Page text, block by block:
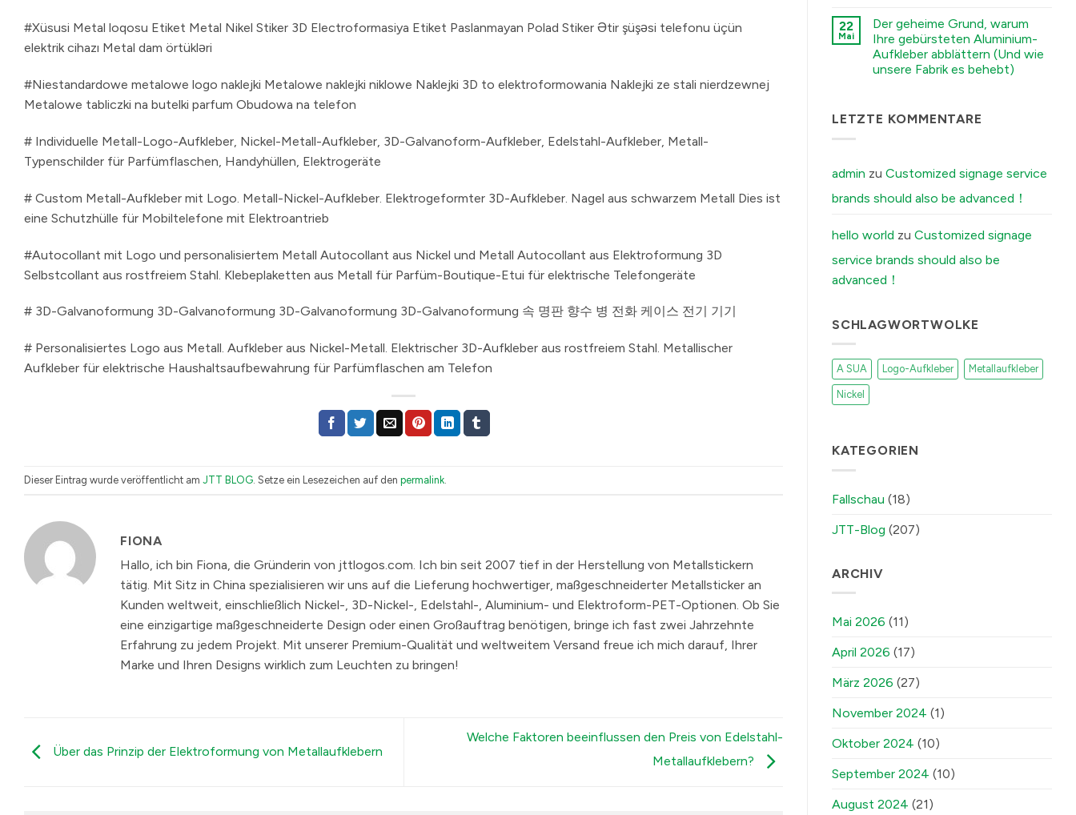
#Xüsusi Metal loqosu Etiket Metal Nikel Stiker 3D Electroformasiya Etiket Paslanmayan Polad Stiker Ətir şüşəsi telefonu üçün
elektrik cihazı Metal dam örtükləri
#Niestandardowe metalowe logo naklejki Metalowe naklejki niklowe Naklejki 3D to elektroformowania Naklejki ze stali nierdzewnej
Metalowe tabliczki na butelki parfum Obudowa na telefon
# Individuelle Metall-Logo-Aufkleber, Nickel-Metall-Aufkleber, 3D-Galvanoform-Aufkleber, Edelstahl-Aufkleber, Metall-
Typenschilder für Parfümflaschen, Handyhüllen, Elektrogeräte
# Custom Metall-Aufkleber mit Logo. Metall-Nickel-Aufkleber. Elektrogeformter 3D-Aufkleber. Nagel aus schwarzem Metall Dies ist
eine Schutzhülle für Mobiltelefone mit Elektroantrieb
#Autocollant mit Logo und personalisiertem Metall Autocollant aus Nickel und Metall Autocollant aus Elektroformung 3D
Selbstcollant aus rostfreiem Stahl. Klebeplaketten aus Metall für Parfüm-Boutique-Etui für elektrische Telefongeräte
# 3D-Galvanoformung 3D-Galvanoformung 3D-Galvanoformung 3D-Galvanoformung 속 명판 향수 병 전화 케이스 전기 기기
# Personalisiertes Logo aus Metall. Aufkleber aus Nickel-Metall. Elektrischer 3D-Aufkleber aus rostfreiem Stahl. Metallischer
Aufkleber für elektrische Haushaltsaufbewahrung für Parfümflaschen am Telefon
Dieser Eintrag wurde veröffentlicht am JTT BLOG . Setze ein Lesezeichen auf den permalink
FIONA
Hallo, ich bin Fiona, die Gründerin von jttlogos.com. Ich bin seit 2007 tief in der Herstellung von Metallstickern
tätig. Mit Sitz in China spezialisieren wir uns auf die Lieferung hochwertiger, maßgeschneiderter Metallsticker an
Kunden weltweit, einschließlich Nickel-, 3D-Nickel-, Edelstahl-, Aluminium- und Elektroform-PET-Optionen. Ob Sie
eine einzigartige maßgeschneiderte Design oder einen Großauftrag benötigen, bringe ich fast zwei Jahrzehnte
Erfahrung zu jedem Projekt. Mit unserer Premium-Qualität und weltweitem Versand freue ich mich darauf, Ihrer
Marke und Ihren Designs wirklich zum Leuchten zu bringen!
Über das Prinzip der Elektroformung von Metallaufklebern
Welche Faktoren beeinflussen den Preis von Edelstahl-
Metallaufklebern?
Custom
Aluminum
Labels
में
Sticker:
Structural
Differences
Explained
में
नहीं
Premium
Embossed
Wine
Labels:
Elevating
में
22
Mai
Der geheime Grund, warum
Ihre gebürsteten Aluminium-
Aufkleber abblättern (Und wie
unsere Fabrik es behebt)
The
Secret
Aluminum
Stickers
Off
Our
Factory
It)
LETZTE KOMMENTARE
admin zu Customized signage service
brands should also be advanced！
hello world zu Customized signage
service brands should also be
advanced！
SCHLAGWORTWOLKE
A SUA Logo-Aufkleber Metallaufkleber
Nickel
KATEGORIEN
Fallschau (18)
JTT-Blog (207)
ARCHIV
Mai 2026 (11)
April 2026 (17)
März 2026 (27)
November 2024 (1)
Oktober 2024 (10)
September 2024 (10)
August 2024 (21)